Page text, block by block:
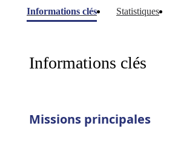
Informations clés Statistiques
Informations clés
Missions principales